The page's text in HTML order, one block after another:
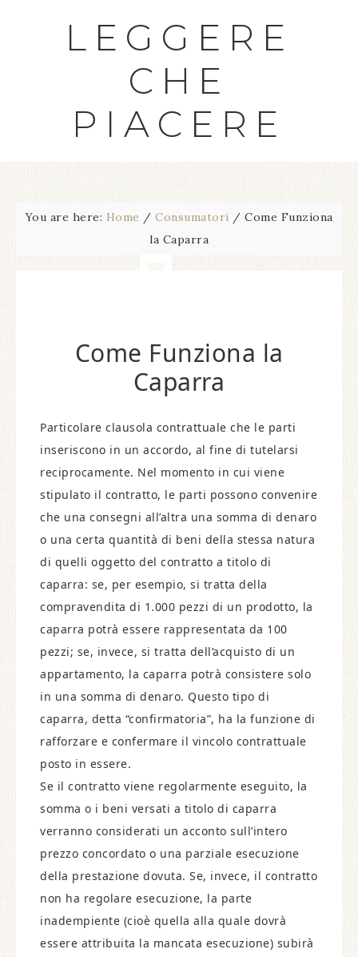
LEGGERE
CHE
PIACERE
You are here: Home / Consumatori / Come Funziona
la Caparra
Come Funziona la
Caparra
Particolare clausola contrattuale che le parti
inseriscono in un accordo, al fine di tutelarsi
reciprocamente. Nel momento in cui viene
stipulato il contratto, le parti possono convenire
che una consegni all’altra una somma di denaro
o una certa quantità di beni della stessa natura
di quelli oggetto del contratto a titolo di
caparra: se, per esempio, si tratta della
compravendita di 1.000 pezzi di un prodotto, la
caparra potrà essere rappresentata da 100
pezzi; se, invece, si tratta dell’acquisto di un
appartamento, la caparra potrà consistere solo
in una somma di denaro. Questo tipo di
caparra, detta “confirmatoria”, ha la funzione di
rafforzare e confermare il vincolo contrattuale
posto in essere.
Se il contratto viene regolarmente eseguito, la
somma o i beni versati a titolo di caparra
verranno considerati un acconto sull’intero
prezzo concordato o una parziale esecuzione
della prestazione dovuta. Se, invece, il contratto
non ha regolare esecuzione, la parte
inadempiente (cioè quella alla quale dovrà
essere attribuita la mancata esecuzione) subirà